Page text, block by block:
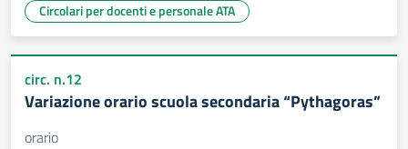
Circolari per docenti e personale ATA
circ. n.12
Variazione orario scuola secondaria “Pythagoras”
orario